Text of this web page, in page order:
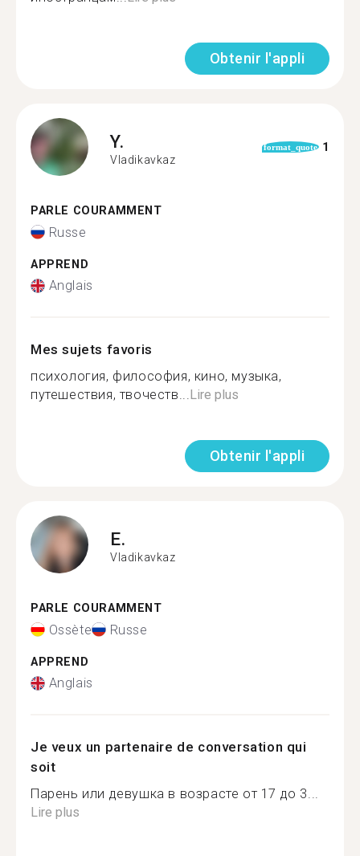
Obtenir l'appli
Y.
Vladikavkaz
format_quote 1
PARLE COURAMMENT
Russe
APPREND
Anglais
Mes sujets favoris
психология, философия, кино, музыка,
путешествия, твочеств...Lire plus
Obtenir l'appli
E.
Vladikavkaz
PARLE COURAMMENT
Ossète Russe
APPREND
Anglais
Je veux un partenaire de conversation qui
soit
Парень или девушка в возрасте от 17 до 3...
Lire plus